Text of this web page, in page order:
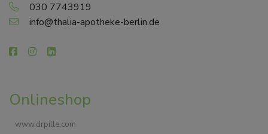
030 7743919
info@thalia-apotheke-berlin.de
Onlineshop
www.drpille.com